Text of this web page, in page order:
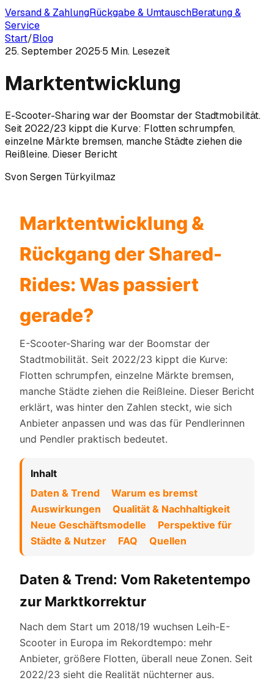
Versand & ZahlungRückgabe & UmtauschBeratung &
Service
Start/Blog
25. September 2025·5 Min. Lesezeit
Marktentwicklung
E-Scooter-Sharing war der Boomstar der Stadtmobilität.
Seit 2022/23 kippt die Kurve: Flotten schrumpfen,
einzelne Märkte bremsen, manche Städte ziehen die
Reißleine. Dieser Bericht
SvonSergen Türkyilmaz
Marktentwicklung &
Rückgang der Shared-
Rides: Was passiert
gerade?
E-Scooter-Sharing war der Boomstar der
Stadtmobilität. Seit 2022/23 kippt die Kurve:
Flotten schrumpfen, einzelne Märkte bremsen,
manche Städte ziehen die Reißleine. Dieser Bericht
erklärt, was hinter den Zahlen steckt, wie sich
Anbieter anpassen und was das für Pendlerinnen
und Pendler praktisch bedeutet.
Inhalt
Daten & Trend
Warum es bremst
Auswirkungen
Qualität & Nachhaltigkeit
Neue Geschäftsmodelle
Perspektive für
Städte & Nutzer
FAQ Quellen
Daten & Trend: Vom Raketentempo
zur Marktkorrektur
Nach dem Start um 2018/19 wuchsen Leih-E-
Scooter in Europa im Rekordtempo: mehr
Anbieter, größere Flotten, überall neue Zonen. Seit
2022/23 sieht die Realität nüchterner aus.